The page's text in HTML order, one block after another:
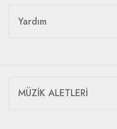
Yardım
MÜZİK ALETLERİ